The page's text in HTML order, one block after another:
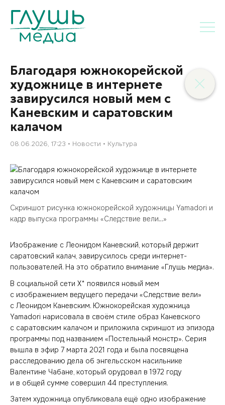
Благодаря южнокорейской
художнице в интернете
завирусился новый мем с
Каневским и саратовским
калачом
08.06.2026, 17:23 Новости Культура
Скриншот рисунка южнокорейской художницы Yamadori и
кадр выпуска программы «Следствие вели…»
Изображение с Леонидом Каневский, который держит
саратовский калач, завирусилось среди интернет-
пользователей. На это обратило внимание «Глушь медиа».
В социальной сети X* появился новый мем
с изображением ведущего передачи «Следствие вели»
с Леонидом Каневским. Южнокорейская художница
Yamadori нарисовала в своём стиле образ Каневского
с саратовским калачом и приложила скриншот из эпизода
программы под названием «Постельный монстр». Серия
вышла в эфир 7 марта 2021 года и была посвящена
расследованию дела об энгельсском насильнике
Валентине Чабане, который орудовал в 1972 году
и в общей сумме совершил 44 преступления.
Затем художница опубликовала ещё одно изображение